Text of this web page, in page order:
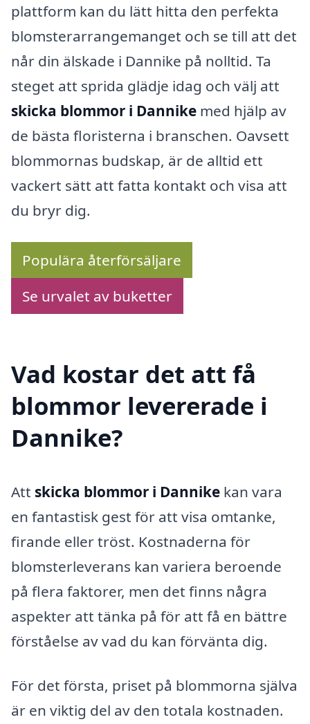
plattform kan du lätt hitta den perfekta
blomsterarrangemanget och se till att det
når din älskade i Dannike på nolltid. Ta
steget att sprida glädje idag och välj att
skicka blommor i Dannike med hjälp av
de bästa floristerna i branschen. Oavsett
blommornas budskap, är de alltid ett
vackert sätt att fatta kontakt och visa att
du bryr dig.
Populära återförsäljare
Se urvalet av buketter
Vad kostar det att få
blommor levererade i
Dannike?
Att skicka blommor i Dannike kan vara
en fantastisk gest för att visa omtanke,
firande eller tröst. Kostnaderna för
blomsterleverans kan variera beroende
på flera faktorer, men det finns några
aspekter att tänka på för att få en bättre
förståelse av vad du kan förvänta dig.
För det första, priset på blommorna själva
är en viktig del av den totala kostnaden.